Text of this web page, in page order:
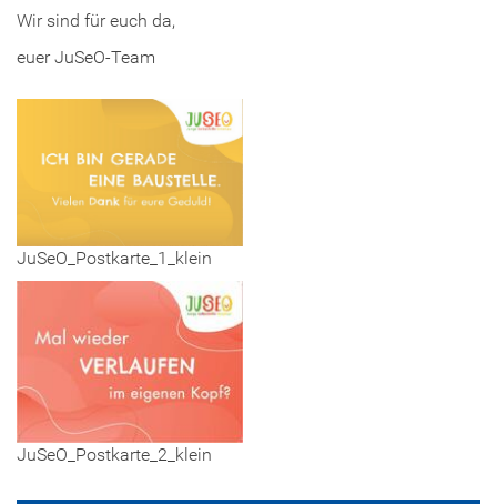
Wir sind für euch da,
euer JuSeO-Team
JuSeO_Postkarte_1_klein
JuSeO_Postkarte_2_klein